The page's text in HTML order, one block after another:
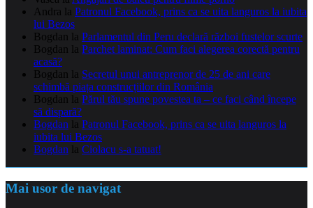
Andra la Patronul Facebook, prins ca se uita languros la iubita
lui Bezos
Bogdan la Parlamentul din Peru declară război fustelor scurte
Bogdan la Parchet laminat: Cum faci alegerea corectă pentru
acasă?
Bogdan la Secretul unui antreprenor de 25 de ani care
schimbă piața construcțiilor din România
Bogdan la Părul tău spune povestea ta – ce faci când începe
să dispară?
Bogdan la Patronul Facebook, prins ca se uita languros la
iubita lui Bezos
Bogdan la Ciolacu s-a tatuat!
Mai usor de navigat